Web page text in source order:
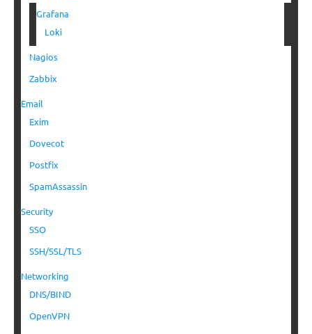
Grafana
Loki
Nagios
Zabbix
Email
Exim
Dovecot
Postfix
SpamAssassin
Security
SSO
SSH/SSL/TLS
Networking
DNS/BIND
OpenVPN